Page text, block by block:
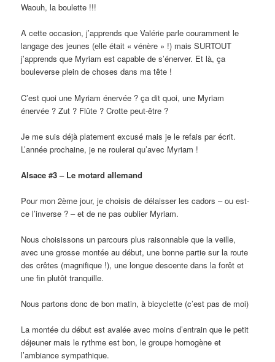
Waouh, la boulette !!!
A cette occasion, j’apprends que Valérie parle couramment le
langage des jeunes (elle était « vénère » !) mais SURTOUT
j’apprends que Myriam est capable de s’énerver. Et là, ça
bouleverse plein de choses dans ma tête !
C’est quoi une Myriam énervée ? ça dit quoi, une Myriam
énervée ? Zut ? Flûte ? Crotte peut-être ?
Je me suis déjà platement excusé mais je le refais par écrit.
L’année prochaine, je ne roulerai qu’avec Myriam !
Alsace #3 – Le motard allemand
Pour mon 2ème jour, je choisis de délaisser les cadors – ou est-
ce l’inverse ? – et de ne pas oublier Myriam.
Nous choisissons un parcours plus raisonnable que la veille,
avec une grosse montée au début, une bonne partie sur la route
des crêtes (magnifique !), une longue descente dans la forêt et
une fin plutôt tranquille.
Nous partons donc de bon matin, à bicyclette (c’est pas de moi)
La montée du début est avalée avec moins d’entrain que le petit
déjeuner mais le rythme est bon, le groupe homogène et
l’ambiance sympathique.